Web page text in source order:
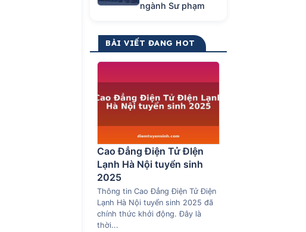
ngành Sư phạm
BÀI VIẾT ĐANG HOT
Cao Đẳng Điện Tử ĐIện
Lạnh Hà Nội tuyển sinh
2025
Thông tin Cao Đẳng Điện Tử Điện
Lạnh Hà Nội tuyển sinh 2025 đã
chính thức khởi động. Đây là
thời...